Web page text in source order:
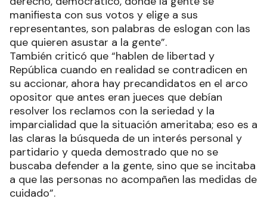
manifiesta con sus votos y elige a sus
representantes, son palabras de eslogan con las
que quieren asustar a la gente”.
También criticó que “hablen de libertad y
República cuando en realidad se contradicen en
su accionar, ahora hay precandidatos en el arco
opositor que antes eran jueces que debían
resolver los reclamos con la seriedad y la
imparcialidad que la situación ameritaba; eso es a
las claras la búsqueda de un interés personal y
partidario y queda demostrado que no se
buscaba defender a la gente, sino que se incitaba
a que las personas no acompañen las medidas de
cuidado”.